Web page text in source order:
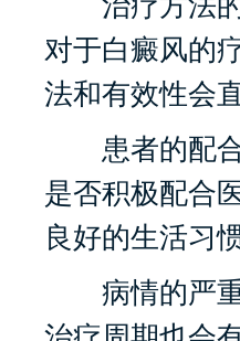
对于白癜风的
法和有效性会
患者的配合
是否积极配合
良好的生活习
病情的严重